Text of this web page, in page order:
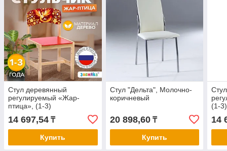
Стул деревянный
регулируемый «Жар-
птица», (1-3)
14 697,54 ₸
Купить
Стул "Дельта", Молочно-
коричневый
20 898,60₸
Купить
(1-3)
14